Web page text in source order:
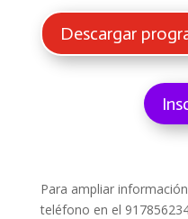
Descargar
Para ampliar
teléfono en el